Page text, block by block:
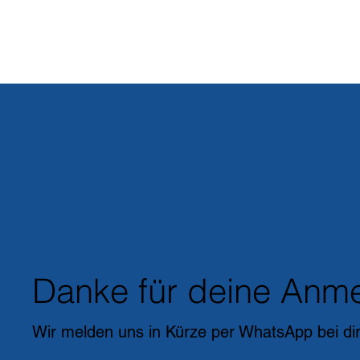
Wir melden uns in Kürze per WhatsApp bei
Danke für deine